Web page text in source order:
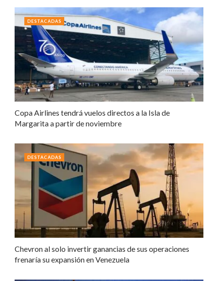
Copa Airlines tendrá vuelos directos a la Isla de
Margarita a partir de noviembre
DESTACADAS
Chevron al solo invertir ganancias de sus operaciones
frenaría su expansión en Venezuela
DESTACADAS